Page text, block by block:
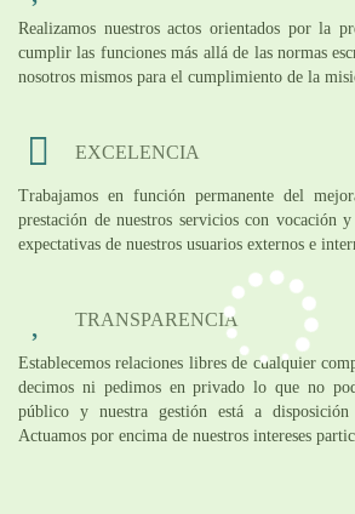
Realizamos nuestros actos orientados por la
cumplir las funciones más allá de las normas
nosotros mismos para el cumplimiento de la
EXCELENCIA
Trabajamos en función permanente del
prestación de nuestros servicios con vocación
expectativas de nuestros usuarios externos e
TRANSPARENCIA
Establecemos relaciones libres de cualquier
decimos ni pedimos en privado lo que no
público y nuestra gestión está a
Actuamos por encima de nuestros intereses